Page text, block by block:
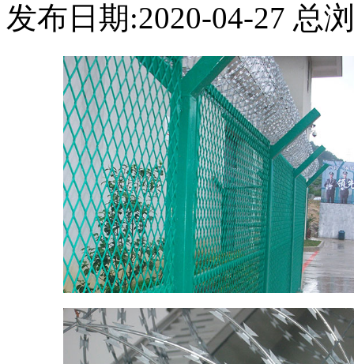
发布日期:2020-04-27 总